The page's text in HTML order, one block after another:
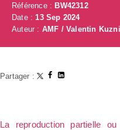
Référence : BW42312
Date : 13 Sep 2024
Auteur : AMF / Valentin
Partager :
La reproduction partielle